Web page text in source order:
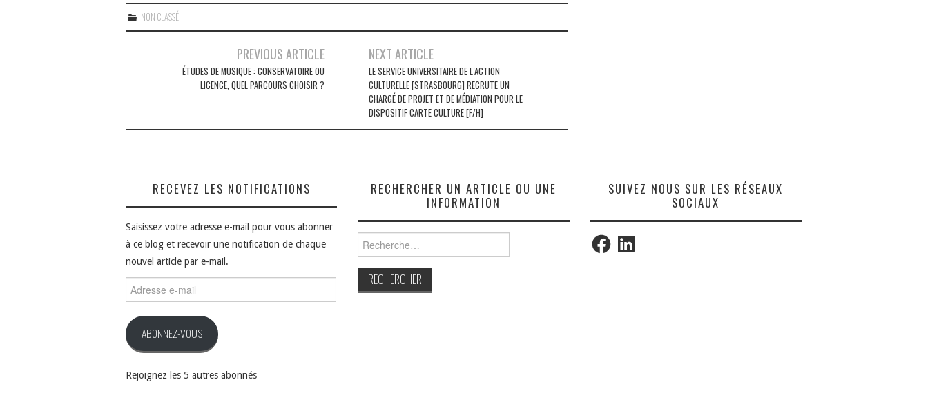
NON CLASSÉ
PREVIOUS ARTICLE
ÉTUDES DE MUSIQUE : CONSERVATOIRE OU
LICENCE, QUEL PARCOURS CHOISIR ?
NEXT ARTICLE
LE SERVICE UNIVERSITAIRE DE L’ACTION
CULTURELLE [STRASBOURG] RECRUTE UN
CHARGÉ DE PROJET ET DE MÉDIATION POUR LE
DISPOSITIF CARTE CULTURE [F/H]
RECEVEZ LES NOTIFICATIONS
Saisissez votre adresse e-mail pour vous abonner
à ce blog et recevoir une notification de chaque
nouvel article par e-mail.
e-
ABONNEZ-VOUS
Rejoignez les 5 autres abonnés
RECHERCHER UN ARTICLE OU UNE
INFORMATION
SUIVEZ NOUS SUR LES RÉSEAUX
SOCIAUX
FacebookLinkedIn